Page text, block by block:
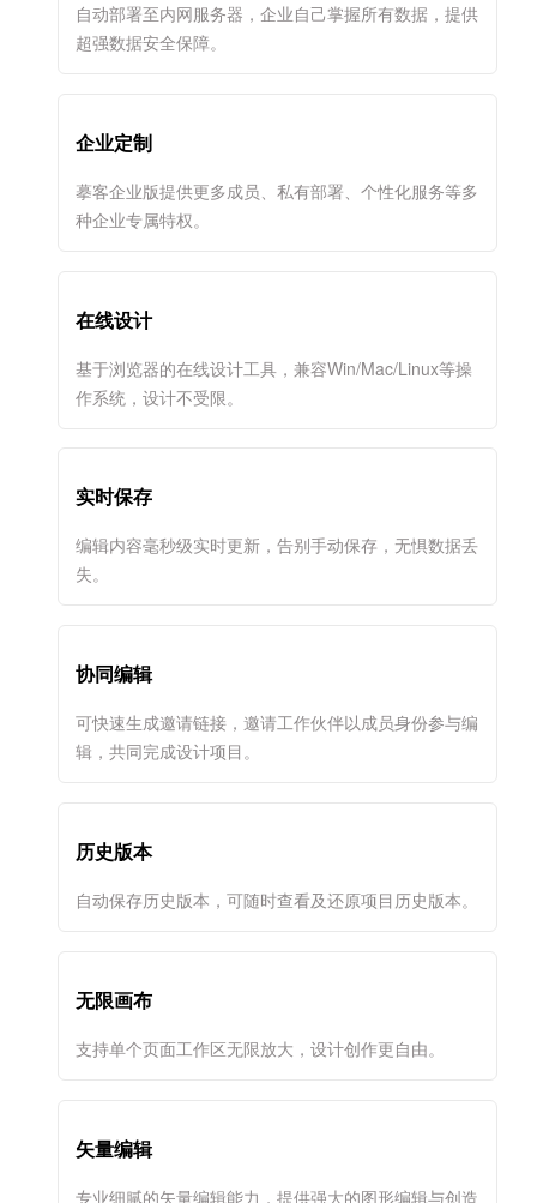
自动部署至内网服务器，企业自己掌握所有数据，提供
超强数据安全保障。
企业定制
摹客企业版提供更多成员、私有部署、个性化服务等多
种企业专属特权。
在线设计
基于浏览器的在线设计工具，兼容Win/Mac/Linux等操
作系统，设计不受限。
实时保存
编辑内容毫秒级实时更新，告别手动保存，无惧数据丢
失。
协同编辑
可快速生成邀请链接，邀请工作伙伴以成员身份参与编
辑，共同完成设计项目。
历史版本
自动保存历史版本，可随时查看及还原项目历史版本。
无限画布
支持单个页面工作区无限放大，设计创作更自由。
矢量编辑
专业细腻的矢量编辑能力，提供强大的图形编辑与创造